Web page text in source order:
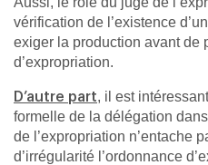
vérification de l’existence
exiger la production avant de
d’expropriation.
D’autre part, il est
formelle de la délégation
de l’expropriation n’entache
d’irrégularité l’ordonnance